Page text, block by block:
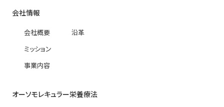
会社情報
会社概要
ミッション
事業内容
沿革
オーソモレキュラー栄養療法